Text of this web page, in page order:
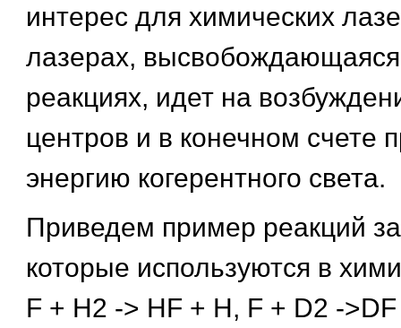
интерес для химических
лазерах,
реакциях, идет на
центров и в конечном счете
энергию когерентного света.
Приведем пример реакций
которые используются в
F + H2 -> HF + H, F + D2 -